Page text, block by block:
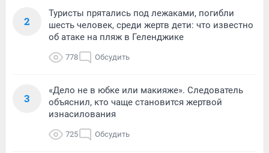
2
Туристы прятались под лежаками, погибли
шесть человек, среди жертв дети: что известно
об атаке на пляж в Геленджике
778 Обсудить
3
«Дело не в юбке или макияже». Следователь
объяснил, кто чаще становится жертвой
изнасилования
725 Обсудить